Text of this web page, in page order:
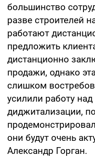
большинство
разве строителей
работают
предложить
дистанционно
продажи, однако
слишком
усилили работу
диджитализации,
они будут очень
Александр Горган.